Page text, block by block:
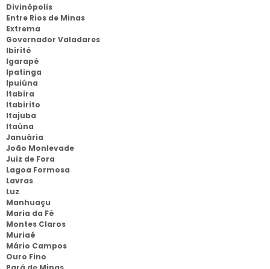
Divinópolis
Entre Rios de Minas
Extrema
Governador Valadares
Ibirité
Igarapé
Ipatinga
Ipuiúna
Itabira
Itabirito
Itajuba
Itaúna
Januária
João Monlevade
Juiz de Fora
Lagoa Formosa
Lavras
Luz
Manhuaçu
Maria da Fé
Montes Claros
Muriaé
Mário Campos
Ouro Fino